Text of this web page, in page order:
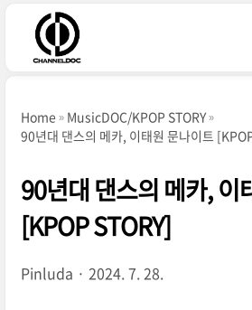
본문 바로가기
Home
MusicDOC/KPOP STORY
90년대 댄스의 메카, 이태원 문나이트
90년대 댄스의 메카, 이
[KPOP STORY]
Pinluda 2024. 7. 28.